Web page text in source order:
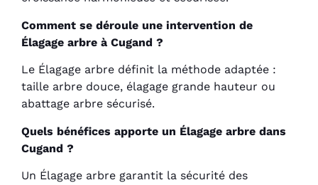
Comment se déroule une intervention de
Élagage arbre à Cugand ?
Le Élagage arbre définit la méthode adaptée :
taille arbre douce, élagage grande hauteur ou
abattage arbre sécurisé.
Quels bénéfices apporte un Élagage arbre dans
Cugand ?
Un Élagage arbre garantit la sécurité des